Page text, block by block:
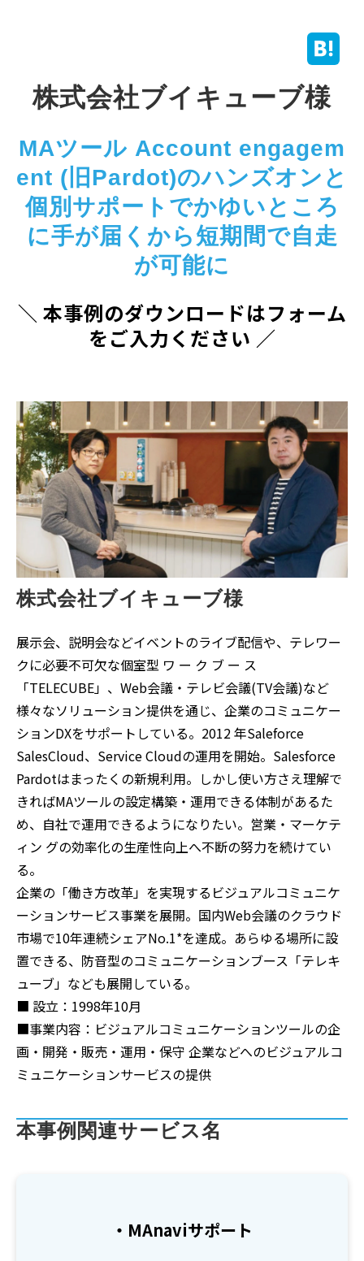
株式会社ブイキューブ様
MAツール Account engagem
ent (旧Pardot)のハンズオンと
個別サポートでかゆいところ
に手が届くから短期間で自走
が可能に
＼ 本事例のダウンロードはフォーム
をご入力ください ／
株式会社ブイキューブ様
展示会、説明会などイベントのライブ配信や、テレワー
クに必要不可欠な個室型 ワ ー ク ブ ー ス
「TELECUBE」、Web会議・テレビ会議(TV会議)など
様々なソリューション提供を通じ、企業のコミュニケー
ションDXをサポートしている。2012 年Saleforce
SalesCloud、Service Cloudの運用を開始。Salesforce
Pardotはまったくの新規利用。しかし使い方さえ理解で
きればMAツールの設定構築・運用できる体制があるた
め、自社で運用できるようになりたい。営業・マーケテ
ィン グの効率化の生産性向上へ不断の努力を続けてい
る。
企業の「働き方改革」を実現するビジュアルコミュニケ
ーションサービス事業を展開。国内Web会議のクラウド
市場で10年連続シェアNo.1*を達成。あらゆる場所に設
置できる、防音型のコミュニケーションブース「テレキ
ューブ」なども展開している。
■ 設立：1998年10月
■事業内容：ビジュアルコミュニケーションツールの企
画・開発・販売・運用・保守 企業などへのビジュアルコ
ミュニケーションサービスの提供
本事例関連サービス名
・MAnaviサポート